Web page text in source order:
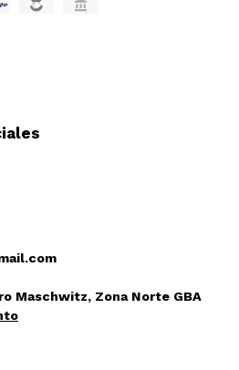
Maschwitz, Zona Norte GBA